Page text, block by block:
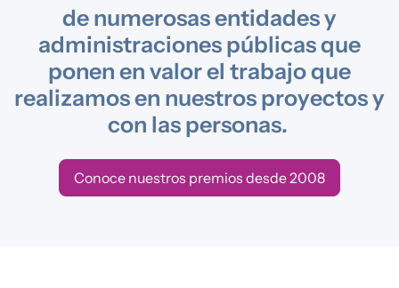
de numerosas entidades y
administraciones públicas que
ponen en valor el trabajo que
realizamos en nuestros proyectos y
con las personas.
Conoce nuestros premios desde 2008